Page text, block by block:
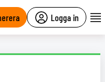
Logga in